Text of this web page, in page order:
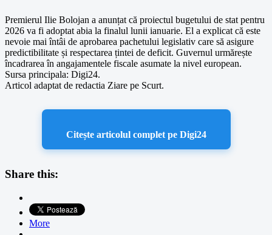
Premierul Ilie Bolojan a anunțat că proiectul bugetului de stat pentru
2026 va fi adoptat abia la finalul lunii ianuarie. El a explicat că este
nevoie mai întâi de aprobarea pachetului legislativ care să asigure
predictibilitate și respectarea țintei de deficit. Guvernul urmărește
încadrarea în angajamentele fiscale asumate la nivel european.
Sursa principala: Digi24.
Articol adaptat de redactia Ziare pe Scurt.
Citește articolul complet pe Digi24
Share this:
More